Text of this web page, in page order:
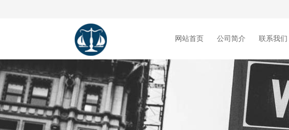
网站首页 公司简介 联系我们